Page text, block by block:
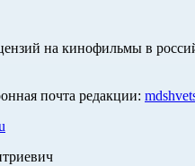
на кинофильмы в
почта редакции: